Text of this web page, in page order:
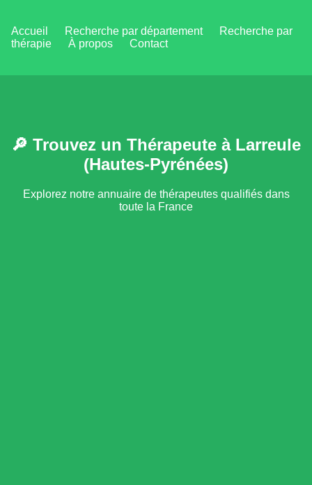
Accueil Recherche par département
Recherche par
thérapie
À propos Contact
🔎 Trouvez un Thérapeute à Larreule
(Hautes-Pyrénées)
Explorez notre annuaire de thérapeutes qualifiés dans
toute la France